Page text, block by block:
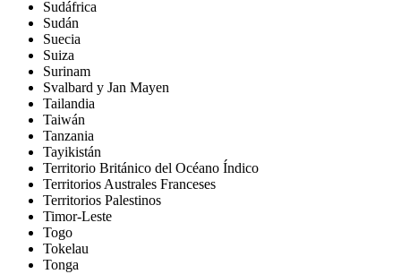
Sudáfrica
Sudán
Suecia
Suiza
Surinam
Svalbard y Jan Mayen
Tailandia
Taiwán
Tanzania
Tayikistán
Territorio Británico del Océano Índico
Territorios Australes Franceses
Territorios Palestinos
Timor-Leste
Togo
Tokelau
Tonga